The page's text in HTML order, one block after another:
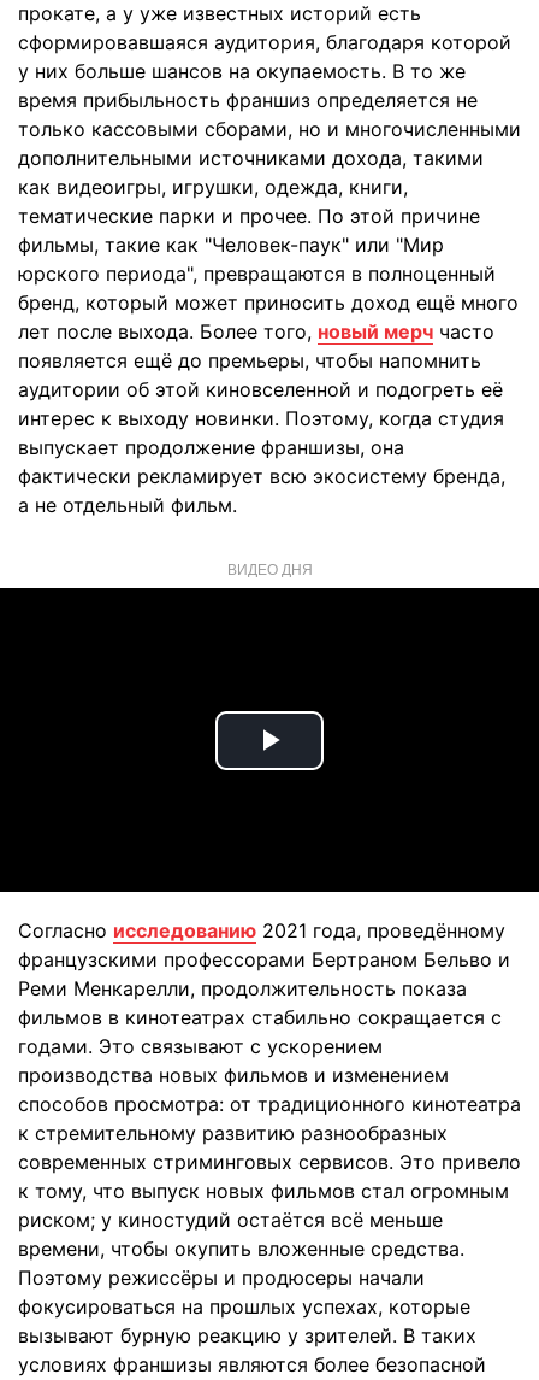
прокате, а у уже известных историй есть
сформировавшаяся аудитория, благодаря которой
у них больше шансов на окупаемость. В то же
время прибыльность франшиз определяется не
только кассовыми сборами, но и многочисленными
дополнительными источниками дохода, такими
как видеоигры, игрушки, одежда, книги,
тематические парки и прочее. По этой причине
фильмы, такие как "Человек-паук" или "Мир
юрского периода", превращаются в полноценный
бренд, который может приносить доход ещё много
лет после выхода. Более того, новый мерч часто
появляется ещё до премьеры, чтобы напомнить
аудитории об этой киновселенной и подогреть её
интерес к выходу новинки. Поэтому, когда студия
выпускает продолжение франшизы, она
фактически рекламирует всю экосистему бренда,
а не отдельный фильм.
ВИДЕО ДНЯ
Play
Согласно исследованию 2021 года, проведённому
французскими профессорами Бертраном Бельво и
Реми Менкарелли, продолжительность показа
фильмов в кинотеатрах стабильно сокращается с
годами. Это связывают с ускорением
производства новых фильмов и изменением
способов просмотра: от традиционного кинотеатра
к стремительному развитию разнообразных
современных стриминговых сервисов. Это привело
к тому, что выпуск новых фильмов стал огромным
риском; у киностудий остаётся всё меньше
времени, чтобы окупить вложенные средства.
Поэтому режиссёры и продюсеры начали
фокусироваться на прошлых успехах, которые
вызывают бурную реакцию у зрителей. В таких
условиях франшизы являются более безопасной